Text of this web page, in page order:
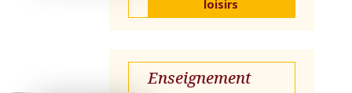
loisirs
Enseignement